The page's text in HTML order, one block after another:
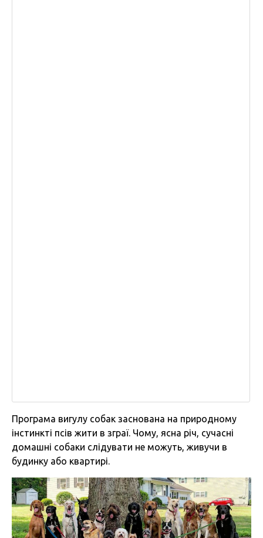
Програма вигулу собак заснована на природному
інстинкті псів жити в зграї. Чому, ясна річ, сучасні
домашні собаки слідувати не можуть, живучи в
будинку або квартирі.